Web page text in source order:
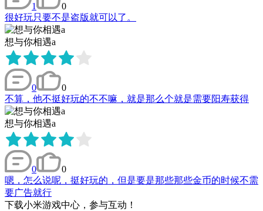
1
0
很好玩只要不是盗版就可以了。
想与你相遇a
0
0
不算，他不挺好玩的不不嘛，就是那么个就是需要阳寿获得
想与你相遇a
0
0
嗯，怎么说呢，挺好玩的，但是要是那些那些金币的时候不需
要广告就行
下载小米游戏中心，参与互动！